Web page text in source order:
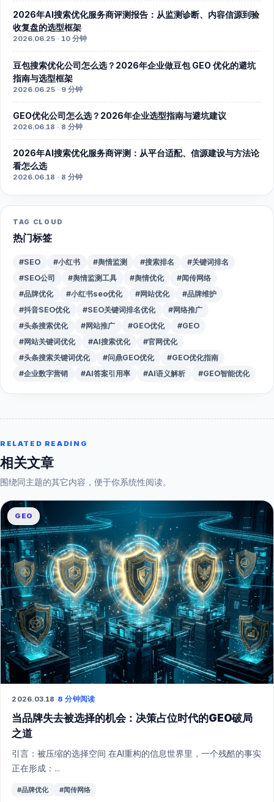
2026年AI搜索优化服务商评测报告：从监测诊断、内容信源到验
收复盘的选型框架
2026.06.25 · 10 分钟
豆包搜索优化公司怎么选？2026年企业做豆包 GEO 优化的避坑
指南与选型框架
2026.06.25 · 9 分钟
GEO优化公司怎么选？2026年企业选型指南与避坑建议
2026.06.18 · 8 分钟
2026年AI搜索优化服务商评测：从平台适配、信源建设与方法论
看怎么选
2026.06.18 · 8 分钟
TAG CLOUD
热门标签
#SEO #小红书 #舆情监测 #搜索排名
#关键词排名
#SEO公司
#舆情监测工具 #舆情优化
#闻传网络
#品牌优化
#小红书seo优化 #网站优化
#品牌维护
#抖音SEO优化
#SEO关键词排名优化
#网络推广
#头条搜索优化
#网站推广 #GEO优化
#GEO
#网站关键词优化
#AI搜索优化
#官网优化
#头条搜索关键词优化
#问鼎GEO优化
#GEO优化指南
#企业数字营销
#AI答案引用率 #AI语义解析 #GEO智能优化
RELATED READING
相关文章
围绕同主题的其它内容，便于你系统性阅读。
GEO
2026.03.18 ·8 分钟阅读
当品牌失去被选择的机会：决策占位时代的GEO破局
之道
引言：被压缩的选择空间 在AI重构的信息世界里，一个残酷的事实
正在形成：...
#品牌优化 #闻传网络